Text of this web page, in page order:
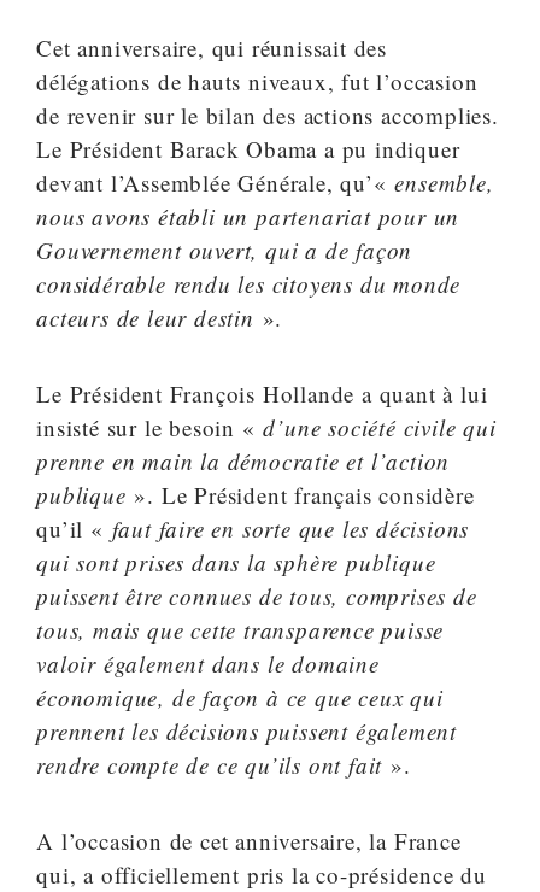
Cet anniversaire, qui réunissait des
délégations de hauts niveaux, fut l’occasion
de revenir sur le bilan des actions accomplies.
Le Président Barack Obama a pu indiquer
devant l’Assemblée Générale, qu’«ensemble,
nous avons établi un partenariat pour un
Gouvernement ouvert, qui a de façon
considérable rendu les citoyens du monde
acteurs de leur destin ».
Le Président François Hollande a quant à lui
insisté sur le besoin «d’une société civile qui
prenne en main la démocratie et l’action
publique ». Le Président français considère
qu’il « faut faire en sorte que les décisions
qui sont prises dans la sphère publique
puissent être connues de tous, comprises de
tous, mais que cette transparence puisse
valoir également dans le domaine
économique, de façon à ce que ceux qui
prennent les décisions puissent également
rendre compte de ce qu’ils ont fait ».
A l’occasion de cet anniversaire, la France
qui, a officiellement pris la co-présidence du